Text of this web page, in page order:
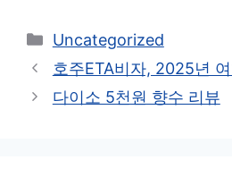
카
테
리
Uncategorized
호주ETA비자, 2025년
다이소 5천원 향수 리뷰